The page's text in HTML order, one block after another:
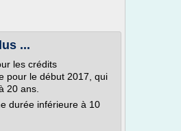
...
les crédits
pour le début 2017, qui
20 ans.
durée inférieure à 10